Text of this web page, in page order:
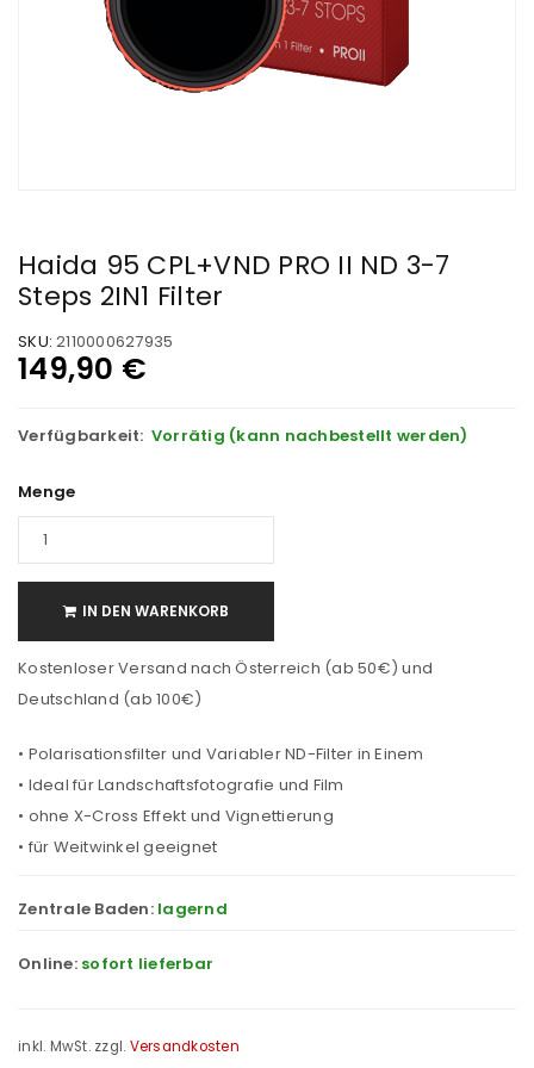
Haida 95 CPL+VND PRO II ND 3-7
Steps 2IN1 Filter
SKU: 2110000627935
149,90 €
Verfügbarkeit: Vorrätig (kann nachbestellt werden)
Menge
IN DEN WARENKORB
Kostenloser Versand nach Österreich (ab 50€) und
Deutschland (ab 100€)
• Polarisationsfilter und Variabler ND-Filter in Einem
• Ideal für Landschaftsfotografie und Film
• ohne X-Cross Effekt und Vignettierung
• für Weitwinkel geeignet
Zentrale Baden: lagernd
Online: sofort lieferbar
inkl. MwSt. zzgl. Versandkosten